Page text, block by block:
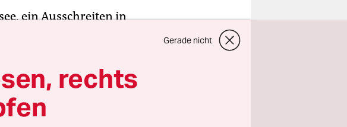
ein Ausschreiten in
spontan
seit ein paar Jahren im
Leben in der DDR,
aus Berlin?“ Ja. „Und
bitte – woher sie das
’ne Reportage über
Gerade nicht
rechts